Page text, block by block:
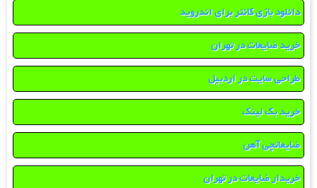
دانلود بازی کانتر برای اندروید
خرید ضایعات در تهران
طراحی سایت در اردبیل
خرید بک لینک
ضایعاتچی آهن
خریدار ضایعات در تهران